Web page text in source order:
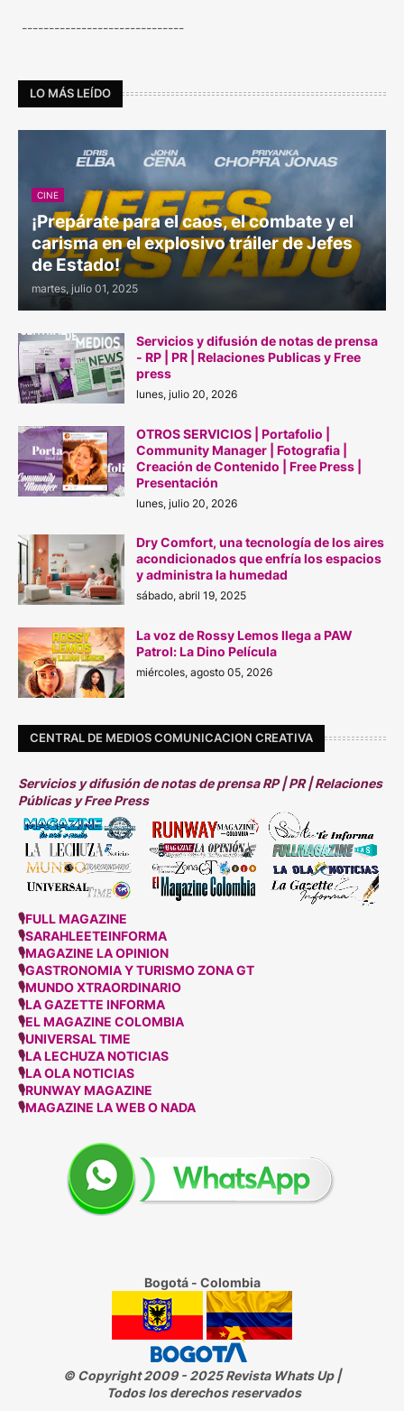
------------------------------
LO MÁS LEÍDO
CINE
¡Prepárate para el caos, el combate y el
carisma en el explosivo tráiler de Jefes
de Estado!
martes, julio 01, 2025
Servicios y difusión de notas de prensa
- RP | PR | Relaciones Publicas y Free
press
lunes, julio 20, 2026
OTROS SERVICIOS | Portafolio |
Community Manager | Fotografia |
Creación de Contenido | Free Press |
Presentación
lunes, julio 20, 2026
Dry Comfort, una tecnología de los aires
acondicionados que enfría los espacios
y administra la humedad
sábado, abril 19, 2025
La voz de Rossy Lemos llega a PAW
Patrol: La Dino Película
miércoles, agosto 05, 2026
CENTRAL DE MEDIOS COMUNICACION CREATIVA
Servicios y difusión de notas de prensa RP | PR | Relaciones
Públicas y Free Press
🎙FULL MAGAZINE
🎙SARAHLEETEINFORMA
🎙MAGAZINE LA OPINION
🎙GASTRONOMIA Y TURISMO ZONA GT
🎙MUNDO XTRAORDINARIO
🎙LA GAZETTE INFORMA
🎙EL MAGAZINE COLOMBIA
🎙UNIVERSAL TIME
🎙LA LECHUZA NOTICIAS
🎙LA OLA NOTICIAS
🎙RUNWAY MAGAZINE
🎙MAGAZINE LA WEB O NADA
Bogotá - Colombia
© Copyright 2009 - 2025 Revista Whats Up |
Todos los derechos reservados